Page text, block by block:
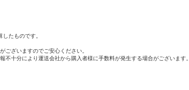
たものです。
ございますのでご安心ください。
十分により運送会社から購入者様に手数料が発生する場合がございます。